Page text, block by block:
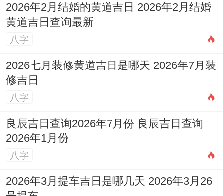
高（99分）的日子之一。
非常适宜
嫁娶、祭祀、祈福、求嗣、开光、
12月27日（星期日;农历冬月十九）
为“朱雀”（黑道日），吉日指数98分。宜于
起基等！
12月29日（星期二，农历冬月廿一）
:值神
为“天德”（黄道日）；吉日指数95分。适宜
2026年2月结婚的黄道吉日 2026年2月结婚
黄道吉日查询最新
八字
2026七月装修黄道吉日是哪天 2026年7月装
修吉日
八字
良辰吉日查询2026年7月份 良辰吉日查询
2026年1月份
八字
2026年3月提车吉日是哪几天 2026年3月26